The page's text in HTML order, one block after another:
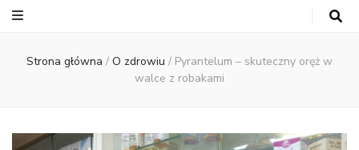
Strona główna / O zdrowiu / Pyrantelum – skuteczny oręż w
walce z robakami